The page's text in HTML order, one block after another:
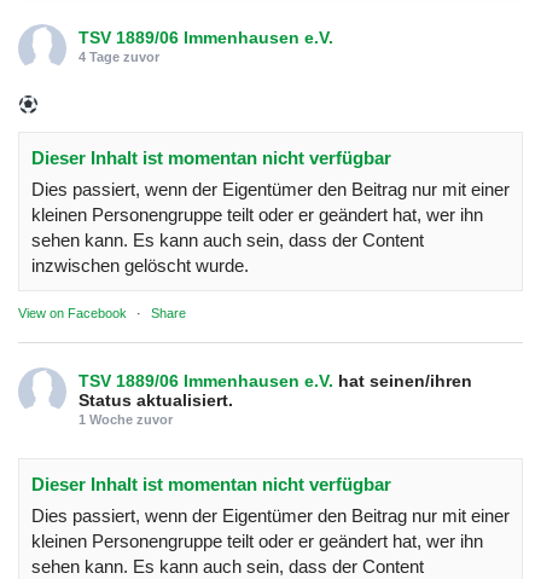
TSV 1889/06 Immenhausen e.V.
4 Tage zuvor
Dieser Inhalt ist momentan nicht verfügbar
Dies passiert, wenn der Eigentümer den Beitrag nur mit einer
kleinen Personengruppe teilt oder er geändert hat, wer ihn
sehen kann. Es kann auch sein, dass der Content
inzwischen gelöscht wurde.
View on Facebook · Share
TSV 1889/06 Immenhausen e.V. hat seinen/ihren
Status aktualisiert.
1 Woche zuvor
Dieser Inhalt ist momentan nicht verfügbar
Dies passiert, wenn der Eigentümer den Beitrag nur mit einer
kleinen Personengruppe teilt oder er geändert hat, wer ihn
sehen kann. Es kann auch sein, dass der Content